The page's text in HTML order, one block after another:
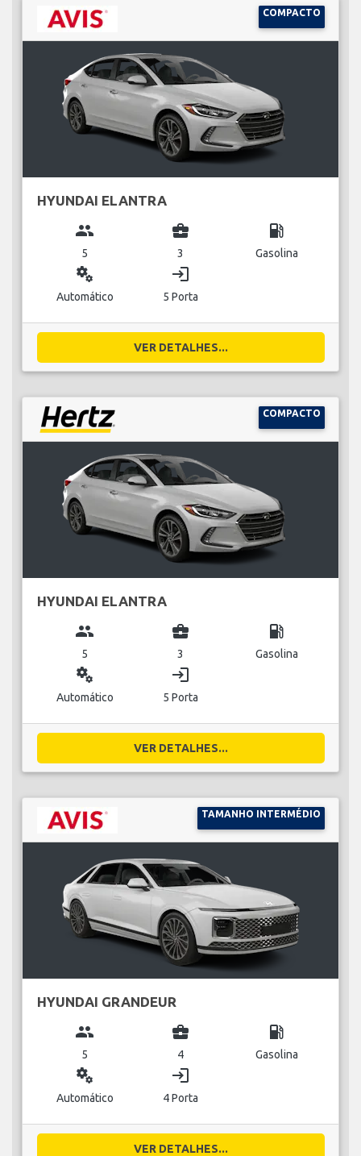
COMPACTO
HYUNDAI ELANTRA
group
5
business_center
3
local_gas_station
Gasolina
miscellaneous_services
Automático
login
5 Porta
VER DETALHES...
COMPACTO
HYUNDAI ELANTRA
group
5
business_center
3
local_gas_station
Gasolina
miscellaneous_services
Automático
login
5 Porta
VER DETALHES...
TAMANHO INTERMÉDIO
HYUNDAI GRANDEUR
group
5
business_center
4
local_gas_station
Gasolina
miscellaneous_services
Automático
login
4 Porta
VER DETALHES...